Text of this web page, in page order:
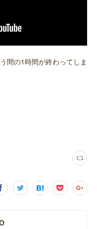
間の1時間が終わってしま